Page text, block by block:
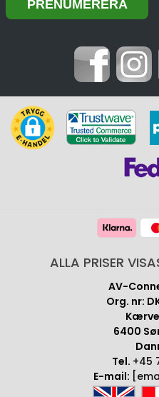
ALLA PRISER
AV-
Org. nr:
6400
Tel. +45
E-mail: